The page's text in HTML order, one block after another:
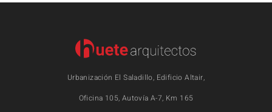
Urbanización El Saladillo, Edificio Altair,
Oficina 105, Autovía A-7, Km 165